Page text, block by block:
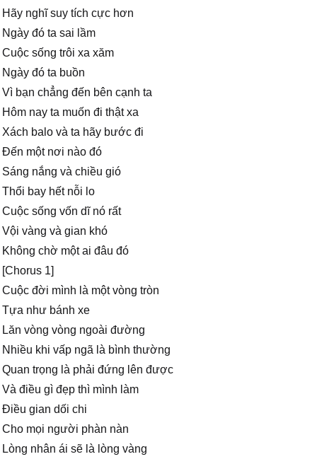
Hãy nghĩ suy tích cực hơn
Ngày đó ta sai lầm
Cuộc sống trôi xa xăm
Ngày đó ta buồn
Vì bạn chẳng đến bên cạnh ta
Hôm nay ta muốn đi thật xa
Xách balo và ta hãy bước đi
Đến một nơi nào đó
Sáng nắng và chiều gió
Thổi bay hết nỗi lo
Cuộc sống vốn dĩ nó rất
Vội vàng và gian khó
Không chờ một ai đâu đó
[Chorus 1]
Cuộc đời mình là một vòng tròn
Tựa như bánh xe
Lăn vòng vòng ngoài đường
Nhiều khi vấp ngã là bình thường
Quan trọng là phải đứng lên được
Và điều gì đẹp thì mình làm
Điều gian dối chi
Cho mọi người phàn nàn
Lòng nhân ái sẽ là lòng vàng